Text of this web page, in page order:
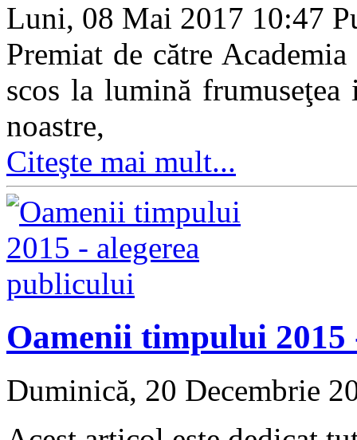
Luni, 08 Mai 2017 10:47
Premiat de către
scos la lumină
noastre,
Citeşte mai mult...
Oamenii timpului
Duminică, 20 Decembrie